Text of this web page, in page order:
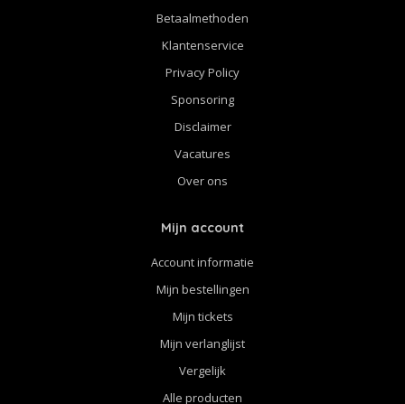
Betaalmethoden
Klantenservice
Privacy Policy
Sponsoring
Disclaimer
Vacatures
Over ons
Mijn account
Account informatie
Mijn bestellingen
Mijn tickets
Mijn verlanglijst
Vergelijk
Alle producten